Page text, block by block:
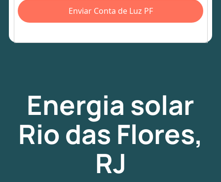
Enviar Conta de Luz PF
Energia solar
Rio das Flores,
RJ